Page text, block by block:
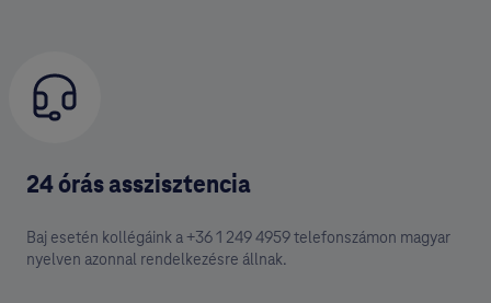
24 órás asszisztencia
Baj esetén kollégáink a +36 1 249 4959 telefonszámon magyar
nyelven azonnal rendelkezésre állnak.